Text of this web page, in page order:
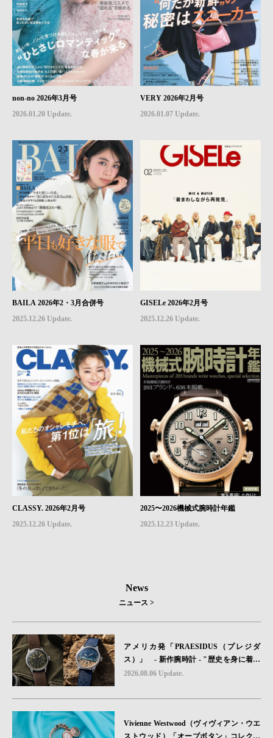
non-no 2026年3月号
2026.01.20 Update.
VERY 2026年2月号
2026.01.07 Update.
BAILA 2026年2・3月合併号
2025.12.26 Update.
GISELe 2026年2月号
2025.12.26 Update.
CLASSY. 2026年2月号
2025.12.26 Update.
2025〜2026機械式腕時計年鑑
2025.12.23 Update.
News
ニュース >
アメリカ発「PRAESIDUS（プレジダ
ス）」 - 新作腕時計 - "歴史を身に着け
る“ -戦場を駆け抜けたWillys MBのボンネ
砂を文字盤に閉じ込めた「A-11」コレク
2026.08.06 Update.
Vivienne Westwood（ヴィヴィアン・ウエ
ストウッド）「オーブボタン」コレクシ